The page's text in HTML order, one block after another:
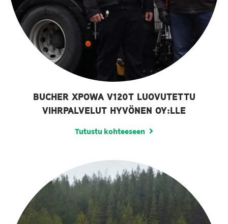
BUCHER XPOWA V120T LUOVUTETTU
VIHRPALVELUT HYVÖNEN OY:LLE
Tutustu kohteeseen